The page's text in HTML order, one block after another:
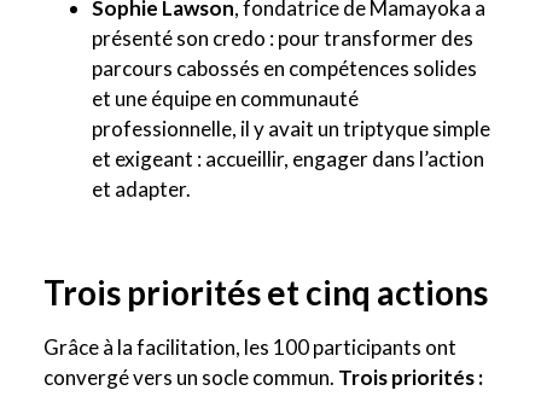
Sophie Lawson, fondatrice de Mamayoka a
présenté son credo : pour transformer des
parcours cabossés en compétences solides
et une équipe en communauté
professionnelle, il y avait un triptyque simple
et exigeant : accueillir, engager dans l’action
et adapter.
Trois priorités et cinq actions
Grâce à la facilitation, les 100 participants ont
convergé vers un socle commun. Trois priorités :